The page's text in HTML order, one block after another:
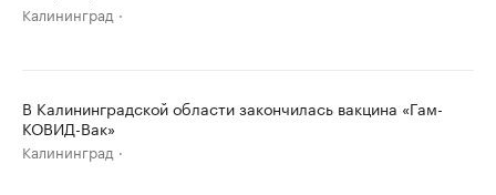
Калининград
В Калининградской области закончилась вакцина «Гам-
КОВИД-Вак»
Калининград